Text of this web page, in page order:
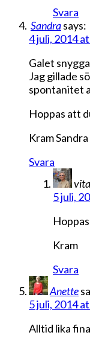
Svara
Sandrasays:
4 juli, 2014
Galet
Jag gillade
spontanitet
Hoppas att
Kram Sandra
Svara
5 juli,
Kram
Svara
Anette
5 juli, 2014
Alltid lika